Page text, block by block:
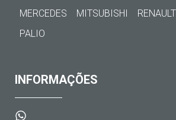
MERCEDES
MITSUBISHI RENAULT
PALIO
INFORMAÇÕES